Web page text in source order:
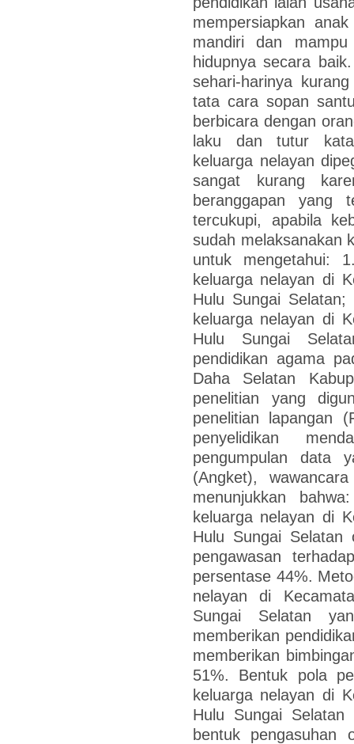
mempersiapkan
mandiri dan mampu
hidupnya secara
sehari-harinya
tata cara sopan
berbicara dengan
laku dan tutur kata
keluarga nelayan
sangat kurang
beranggapan yang
tercukupi, apabila
sudah melaksanakan
untuk mengetahui:
keluarga nelayan di
Hulu Sungai
keluarga nelayan di
Hulu Sungai
pendidikan agama
Daha Selatan
penelitian yang
penelitian lapangan
penyelidikan
pengumpulan data
(Angket),
menunjukkan
keluarga nelayan di
Hulu Sungai Selatan
pengawasan
persentase 44%.
nelayan di
Sungai Selatan
memberikan
memberikan
51%. Bentuk pola
keluarga nelayan di
Hulu Sungai Selatan
bentuk pengasuhan